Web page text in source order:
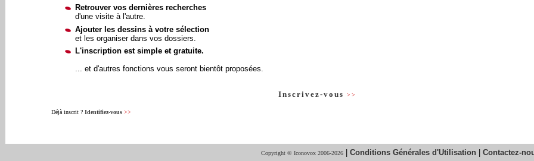
Retrouver vos dernières recherches
d'une visite à l'autre.
Ajouter les dessins à votre sélection
et les organiser dans vos dossiers.
L'inscription est simple et gratuite.
... et d'autres fonctions vous seront bientôt proposées.
Inscrivez-vous >>
Déjà inscrit ? Identifiez-vous >>
Copyright © Iconovox 2006-2026 | Conditions Générales d'Utilisation | Contactez-